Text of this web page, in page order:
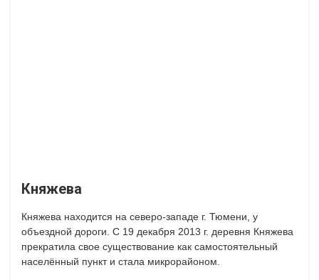
Княжева
Княжева находится на северо-западе г. Тюмени, у
объездной дороги. С 19 декабря 2013 г. деревня Княжева
прекратила свое существование как самостоятельный
населённый пункт и стала микрорайоном.